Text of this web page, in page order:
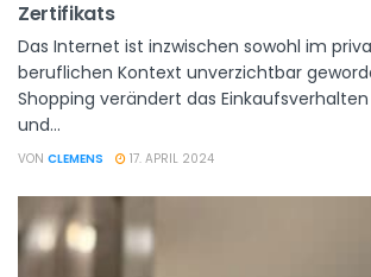
Zertifikats
Das Internet ist inzwischen sowohl im
beruflichen Kontext unverzichtbar
Shopping verändert das
und...
VON CLEMENS 17. APRIL 2024